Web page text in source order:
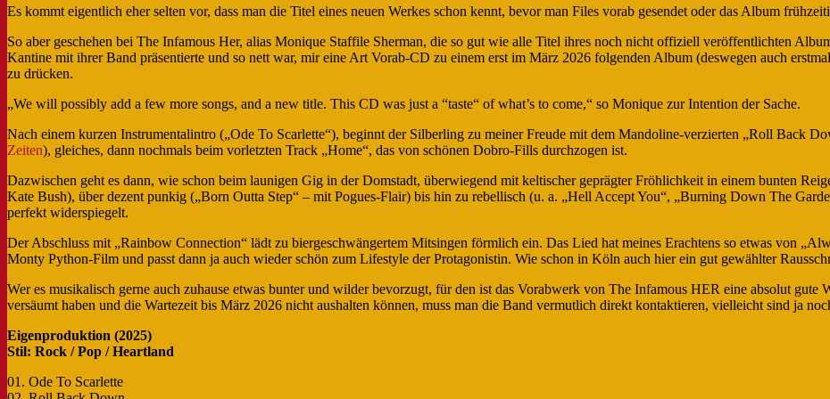
Es kommt eigentlich eher selten vor, dass man die Titel eines neuen Werkes schon kennt, bevor man Files vorab gesendet oder das Album
So aber geschehen bei The Infamous Her, alias Monique Staffile Sherman, die so gut wie alle Titel ihres noch nicht offiziell veröffentlichten
Kantine mit ihrer Band präsentierte und so nett war, mir eine Art Vorab-CD zu einem erst im März 2026 folgenden Album (deswegen auch
zu drücken.
„We will possibly add a few more songs, and a new title. This CD was just a “taste“ of what’s to come,“ so Monique zur Intention der Sache.
Nach einem kurzen Instrumentalintro („Ode To Scarlette“), beginnt der Silberling zu meiner Freude mit dem Mandoline-verzierten „Roll Back
Zeiten), gleiches, dann nochmals beim vorletzten Track „Home“, das von schönen Dobro-Fills durchzogen ist.
Dazwischen geht es dann, wie schon beim launigen Gig in der Domstadt, überwiegend mit keltischer geprägter Fröhlichkeit in einem bunten
Kate Bush), über dezent punkig („Born Outta Step“ – mit Pogues-Flair) bis hin zu rebellisch (u. a. „Hell Accept You“, „Burning Down The
perfekt widerspiegelt.
Der Abschluss mit „Rainbow Connection“ lädt zu biergeschwängertem Mitsingen förmlich ein. Das Lied hat meines Erachtens so etwas von
Monty Python-Film und passt dann ja auch wieder schön zum Lifestyle der Protagonistin. Wie schon in Köln auch hier ein gut gewählter
Wer es musikalisch gerne auch zuhause etwas bunter und wilder bevorzugt, für den ist das Vorabwerk von The Infamous HER eine absolut
versäumt haben und die Wartezeit bis März 2026 nicht aushalten können, muss man die Band vermutlich direkt kontaktieren, vielleicht sind ja
Eigenproduktion (2025)
Stil: Rock / Pop / Heartland
01. Ode To Scarlette